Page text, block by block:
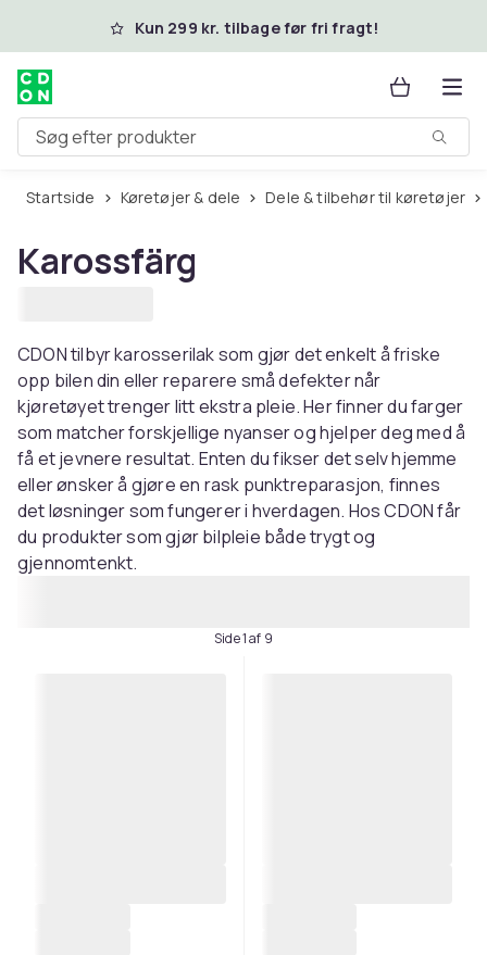
Spring til hovedindhold
Kun 299 kr. tilbage før fri fragt!
Søg efter produkter
Startside Køretøjer & dele Dele & tilbehør til køretøjer
Karossfärg
CDON tilbyr karosserilak som gjør det enkelt å friske
opp bilen din eller reparere små defekter når
kjøretøyet trenger litt ekstra pleie. Her finner du farger
som matcher forskjellige nyanser og hjelper deg med å
få et jevnere resultat. Enten du fikser det selv hjemme
eller ønsker å gjøre en rask punktreparasjon, finnes
det løsninger som fungerer i hverdagen. Hos CDON får
du produkter som gjør bilpleie både trygt og
gjennomtenkt.
Side 1 af 9